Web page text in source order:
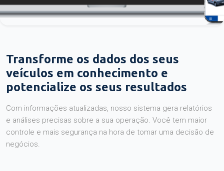
Transforme os dados dos seus
veículos em conhecimento e
potencialize os seus resultados
Com informações atualizadas, nosso sistema gera relatórios
e análises precisas sobre a sua operação. Você tem maior
controle e mais segurança na hora de tomar uma decisão de
negócios.